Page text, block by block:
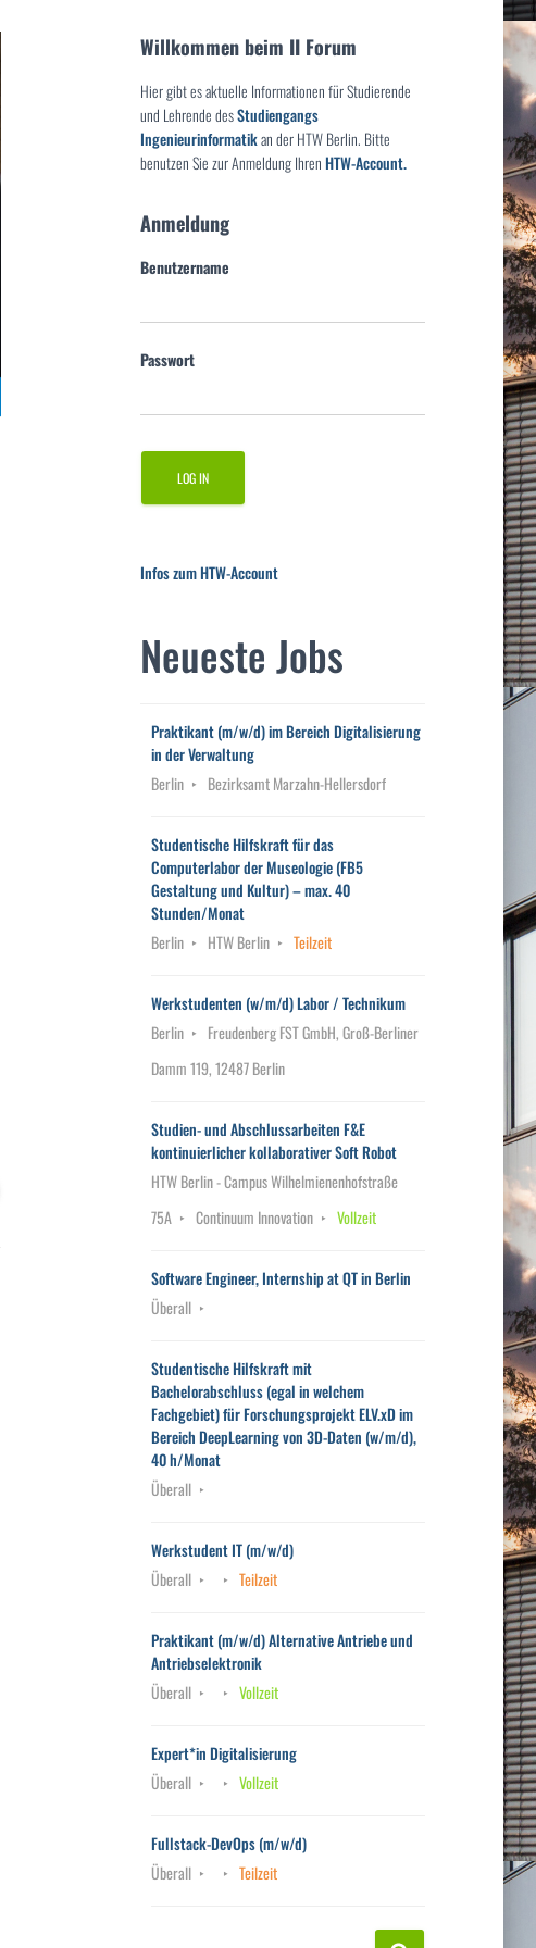
Willkommen beim II Forum
Hier gibt es aktuelle Informationen für Studierende
und Lehrende desStudiengangs
Ingenieurinformatikan der HTW Berlin. Bitte
benutzen Sie zur Anmeldung IhrenHTW-Account.
Anmeldung
Benutzername
Passwort
Infos zum HTW-Account
Neueste Jobs
Praktikant (m/w/d) im Bereich Digitalisierung
in der Verwaltung
Berlin
Bezirksamt Marzahn-Hellersdorf
Studentische Hilfskraft für das
Computerlabor der Museologie (FB5
Gestaltung und Kultur) – max. 40
Stunden/Monat
Berlin
HTW Berlin Teilzeit
Werkstudenten (w/m/d) Labor / Technikum
Berlin
Freudenberg FST GmbH, Groß-Berliner
Damm 119, 12487 Berlin
Studien- und Abschlussarbeiten F&E
kontinuierlicher kollaborativer Soft Robot
HTW Berlin - Campus Wilhelmienenhofstraße
75A
Continuum Innovation Vollzeit
Software Engineer, Internship at QT in Berlin
Überall
Studentische Hilfskraft mit
Bachelorabschluss (egal in welchem
Fachgebiet) für Forschungsprojekt ELV.xD im
Bereich DeepLearning von 3D-Daten (w/m/d),
40 h/Monat
Überall
Werkstudent IT (m/w/d)
Überall
Teilzeit
Praktikant (m/w/d) Alternative Antriebe und
Antriebselektronik
Überall
Vollzeit
Expert*in Digitalisierung
Überall
Vollzeit
Fullstack-DevOps (m/w/d)
Überall
Teilzeit